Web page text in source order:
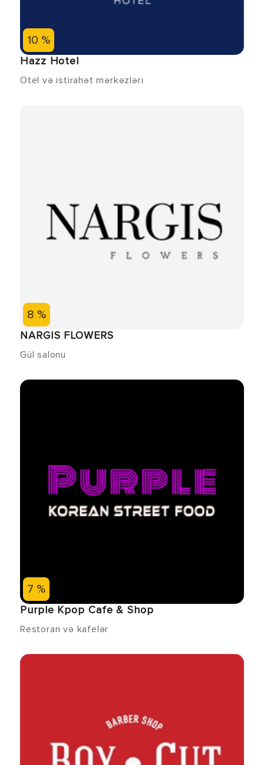
10 %
Hazz Hotel
Otel və istirahət mərkəzləri
8 %
NARGIS FLOWERS
Gül salonu
7 %
Purple Kpop Cafe & Shop
Restoran və kafelər